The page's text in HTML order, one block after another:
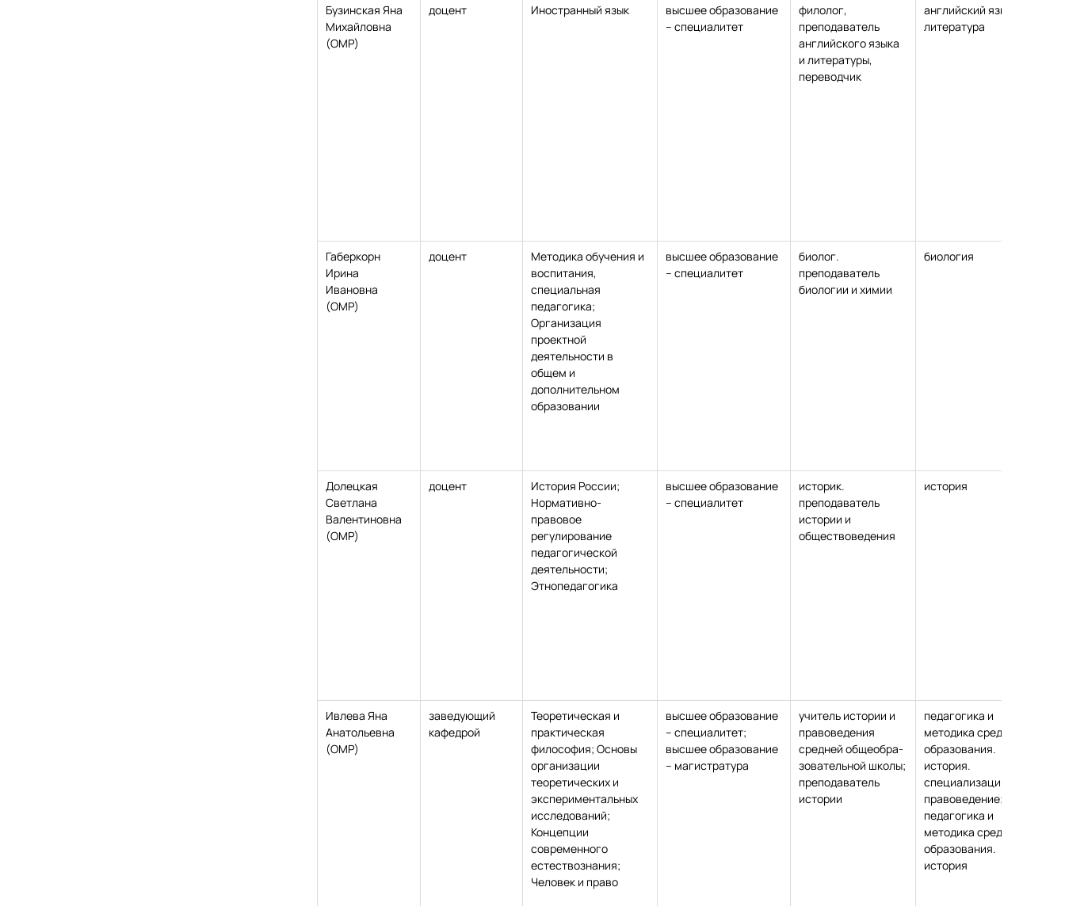
Бузинская Яна
Михайловна
(ОМР)
доцент Иностранный язык
высшее образование
– специалитет
филолог,
преподаватель
английского языка
и литературы,
переводчик
английский язык и
литература
Габеркорн
Ирина
Ивановна
(ОМР)
доцент
Методика обучения и
воспитания,
специальная
педагогика;
Организация
проектной
деятельности в
общем и
дополнительном
образовании
высшее образование
– специалитет
биолог.
преподаватель
биологии и химии
биология
Долецкая
Светлана
Валентиновна
(ОМР)
доцент
История России;
Нормативно-
правовое
регулирование
педагогической
деятельности;
Этнопедагогика
высшее образование
– специалитет
историк.
преподаватель
истории и
обществоведения
история
Ивлева Яна
Анатольевна
(ОМР)
заведующий
кафедрой
Теоретическая и
практическая
философия; Основы
организации
теоретических и
экспериментальных
исследований;
Концепции
современного
естествознания;
Человек и право
высшее образование
– специалитет;
высшее образование
– магистратура
учитель истории и
правоведения
средней общеобра-
зовательной школы;
преподаватель
истории
педагогика и
методика среднего
образования.
история.
специализация:
правоведение;
педагогика и
методика среднего
образования.
история